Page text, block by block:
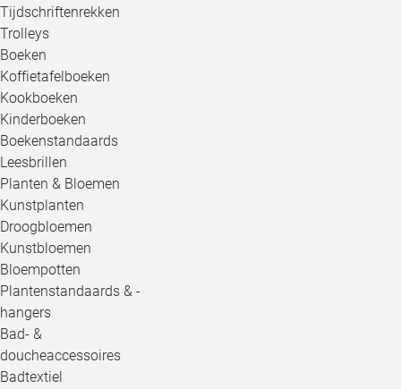
Tijdschriftenrekken
Trolleys
Boeken
Koffietafelboeken
Kookboeken
Kinderboeken
Boekenstandaards
Leesbrillen
Planten & Bloemen
Kunstplanten
Droogbloemen
Kunstbloemen
Bloempotten
Plantenstandaards & -
hangers
Bad- &
doucheaccessoires
Badtextiel